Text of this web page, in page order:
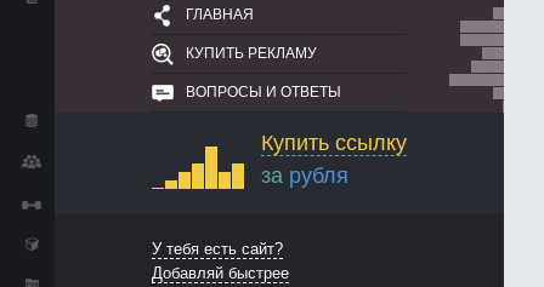
ГЛАВНАЯ
КУПИТЬ РЕКЛАМУ
ВОПРОСЫ И ОТВЕТЫ
Купить ссылку
за рубля
У тебя есть сайт?
Добавляй быстрее